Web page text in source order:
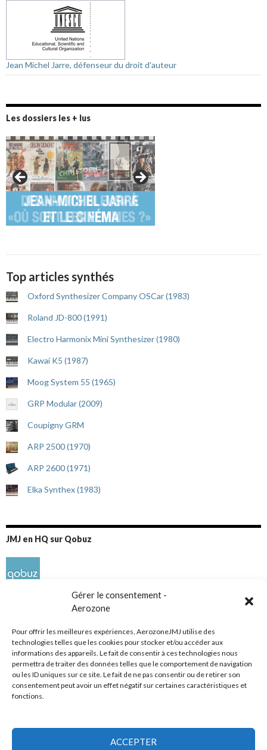
Gérer le consentement -
Aerozone
Pour offrir les meilleures expériences, AerozoneJMJ utilise des
technologies telles que les cookies pour stocker et/ou accéder aux
informations des appareils. Le fait de consentir à ces technologies nous
permettra de traiter des données telles que le comportement de navigation
ou les ID uniques sur ce site. Le fait de ne pas consentir ou de retirer son
consentement peut avoir un effet négatif sur certaines caractéristiques et
fonctions.
ACCEPTER
Jean Michel Jarre, défenseur du droit d'auteur
Les dossiers les + lus
Top articles synthés
Oxford Synthesizer Company OSCar (1983)
Roland JD-800 (1991)
Electro Harmonix Mini Synthesizer (1980)
Kawai K5 (1987)
Moog System 55 (1965)
GRP Modular (2009)
Coupigny GRM
ARP 2500 (1970)
ARP 2600 (1971)
Elka Synthex (1983)
JMJ en HQ sur Qobuz
Réseaux sociaux